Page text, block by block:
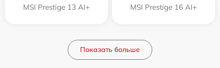
MSI Prestige 13 AI+ MSI Prestige 16 AI+
Показать больше